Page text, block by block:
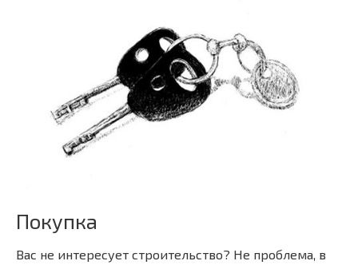
Покупка
Вас не интересует строительство? Не проблема, в